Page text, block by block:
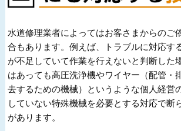
水道修理業者によってはお客さまからのご
合もあります。例えば、トラブルに対応す
が不足していて作業を行えないと判断した
はあっても高圧洗浄機やワイヤー（配管・
去するための機械）というような個人経営
していない特殊機械を必要とする対応で断
があります。